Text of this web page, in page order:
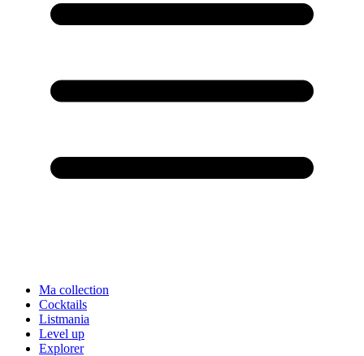
Ma collection
Cocktails
Listmania
Level up
Explorer